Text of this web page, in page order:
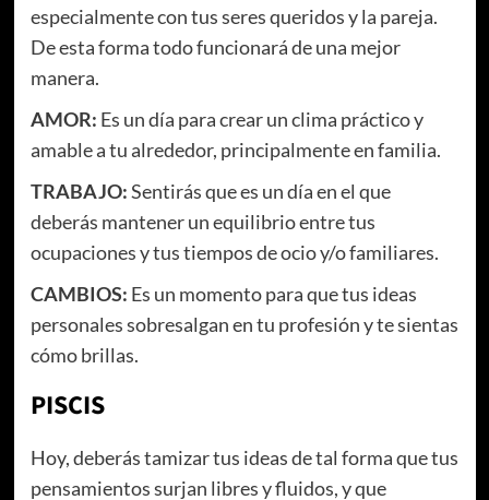
especialmente con tus seres queridos y la pareja.
De esta forma todo funcionará de una mejor
manera.
AMOR: Es un día para crear un clima práctico y
amable a tu alrededor, principalmente en familia.
TRABAJO:Sentirás que es un día en el que
deberás mantener un equilibrio entre tus
ocupaciones y tus tiempos de ocio y/o familiares.
CAMBIOS: Es un momento para que tus ideas
personales sobresalgan en tu profesión y te sientas
cómo brillas.
PISCIS
Hoy, deberás tamizar tus ideas de tal forma que tus
pensamientos surjan libres y fluidos, y que